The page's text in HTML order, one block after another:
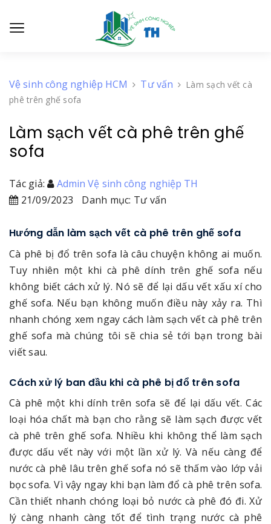
Vệ sinh công nghiệp HCM Tư vấn
Làm sạch vết cà
phê trên ghế sofa
Làm sạch vết cà phê trên ghế
sofa
Tác giả:
Admin Vệ sinh công nghiệp TH
21/09/2023
Danh mục: Tư vấn
Hướng dẫn làm sạch vết cà phê trên ghế sofa
Cà phê bị đổ trên sofa là câu chuyện không ai muốn.
Tuy nhiên một khi cà phê dính trên ghế sofa nếu
không biết cách xử lý. Nó sẽ để lại dấu vết xấu xí cho
ghế sofa. Nếu bạn không muốn điều này xảy ra. Thì
nhanh chóng xem ngay cách làm sạch vết cà phê trên
ghế sofa mà chúng tôi sẽ chia sẻ tới bạn trong bài
viết sau.
Cách xử lý ban đầu khi cà phê bị đổ trên sofa
Cà phê một khi dính trên sofa sẽ để lại dấu vết. Các
loại hóa chất mà bạn cho rằng sẽ làm sạch được vết
cà phê trên ghế sofa. Nhiều khi không thể làm sạch
được dấu vết này với một lần xử lý. Và nếu càng để
nước cà phê lâu trên ghế sofa nó sẽ thấm vào lớp vải
bọc sofa. Vì vậy ngay khi bạn làm đổ cà phê trên sofa.
Cần thiết nhanh chóng loại bỏ nước cà phê đó đi. Xử
lý càng nhanh càng tốt để tình trạng nước cà phê